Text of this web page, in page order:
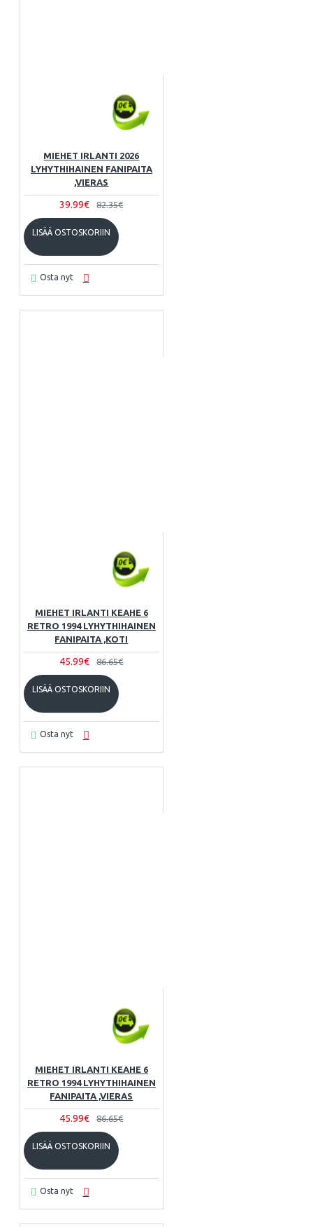
MIEHET IRLANTI 2026
LYHYTHIHAINEN FANIPAITA
,VIERAS
39.99€ 82.35€
LISÄÄ OSTOSKORIIN
Osta nyt
MIEHET IRLANTI KEAHE 6
RETRO 1994 LYHYTHIHAINEN
FANIPAITA ,KOTI
45.99€ 86.65€
LISÄÄ OSTOSKORIIN
Osta nyt
MIEHET IRLANTI KEAHE 6
RETRO 1994 LYHYTHIHAINEN
FANIPAITA ,VIERAS
45.99€ 86.65€
LISÄÄ OSTOSKORIIN
Osta nyt